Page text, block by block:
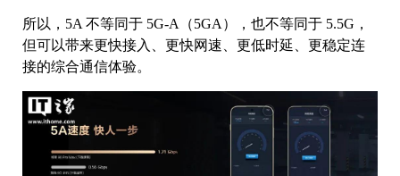
所以，5A 不等同于 5G-A（5GA），也不等同于 5.5G，
但可以带来更快接入、更快网速、更低时延、更稳定连
接的综合通信体验。